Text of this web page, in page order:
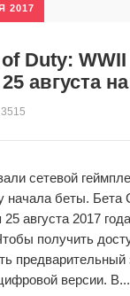
2017
Duty: WWII
августа
3515
сетевой
начала беты. Бета
августа 2017
получить
предварительный
версии. В...